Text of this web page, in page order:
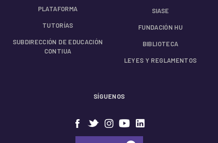
PLATAFORMA
TUTORÍAS
SUBDIRECCIÓN DE EDUCACIÓN
CONTIUA
SIASE
FUNDACIÓN HU
BIBLIOTECA
LEYES Y REGLAMENTOS
SÍGUENOS